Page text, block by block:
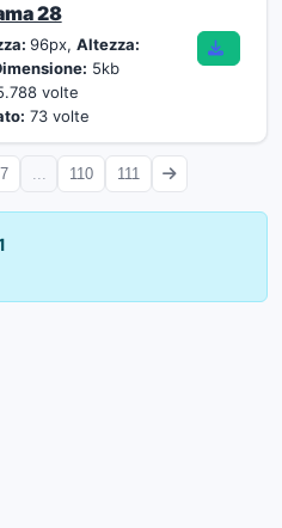
28
96px, Altezza:
5kb
volte
73 volte
7 110 111